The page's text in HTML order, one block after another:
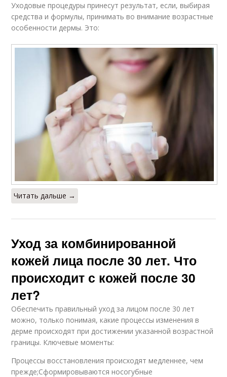
Уходовые процедуры принесут результат, если, выбирая
средства и формулы, принимать во внимание возрастные
особенности дермы. Это:
Читать дальше →
Уход за комбинированной
кожей лица после 30 лет. Что
происходит с кожей после 30
лет?
Обеспечить правильный уход за лицом после 30 лет
можно, только понимая, какие процессы изменения в
дерме происходят при достижении указанной возрастной
границы. Ключевые моменты:
Процессы восстановления происходят медленнее, чем
прежде;Сформировываются носогубные